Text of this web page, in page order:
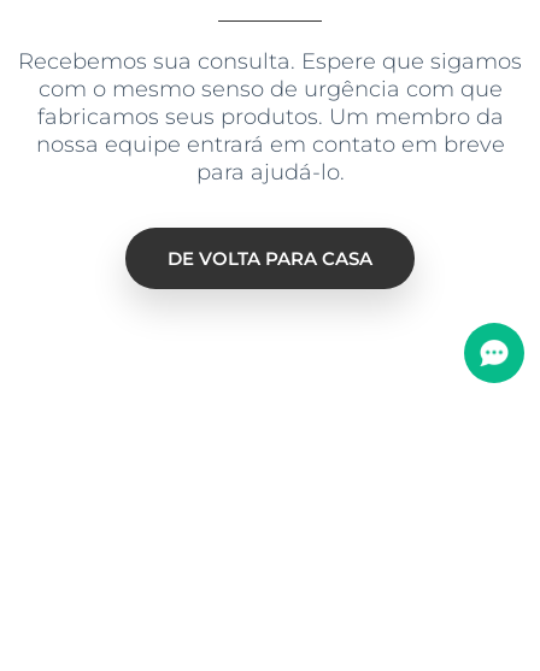
Recebemos sua consulta. Espere que sigamos
com o mesmo senso de urgência com que
fabricamos seus produtos. Um membro da
nossa equipe entrará em contato em breve
para ajudá-lo.
DE VOLTA PARA CASA